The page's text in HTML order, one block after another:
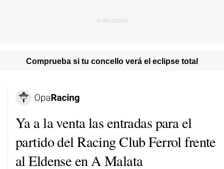
Comprueba si tu concello verá el eclipse total
Ya a la venta las entradas para el
partido del Racing Club Ferrol frente
al Eldense en A Malata